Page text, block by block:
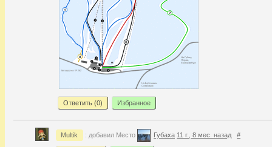
Ответить (0) Избранное
Multik : добавил Место Губаха 11 г., 8 мес. назад #